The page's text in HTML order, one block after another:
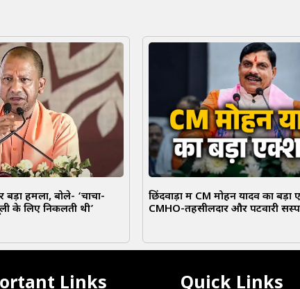
बड़ा हमला, बोले- ‘चाचा-
के लिए निकलती थी’
छिंदवाड़ा में CM मोहन यादव का बड़ा
CMHO-तहसीलदार और पटवारी
Links Quick Links